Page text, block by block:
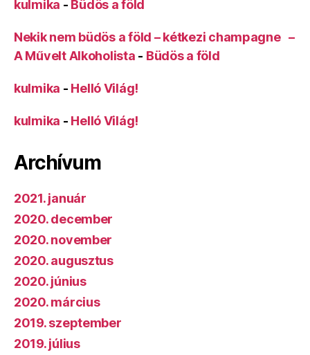
kulmika - Büdös a föld
Nekik nem büdös a föld – kétkezi champagne –
A Művelt Alkoholista - Büdös a föld
kulmika - Helló Világ!
kulmika - Helló Világ!
Archívum
2021. január
2020. december
2020. november
2020. augusztus
2020. június
2020. március
2019. szeptember
2019. július